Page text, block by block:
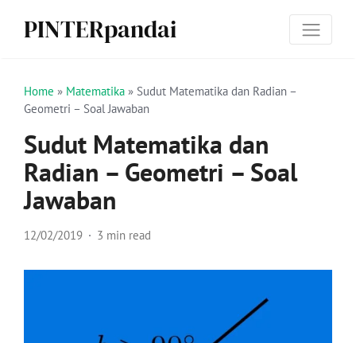
PINTERpandai
Home » Matematika » Sudut Matematika dan Radian –
Geometri – Soal Jawaban
Sudut Matematika dan
Radian – Geometri – Soal
Jawaban
12/02/2019 3 min read